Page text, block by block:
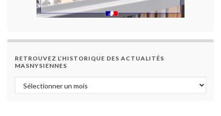
RETROUVEZ L’HISTORIQUE DES ACTUALITÉS
MASNYSIENNES
Retrouvez l’historique des actualités masnysiennes